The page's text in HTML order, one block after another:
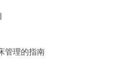
管理的指南